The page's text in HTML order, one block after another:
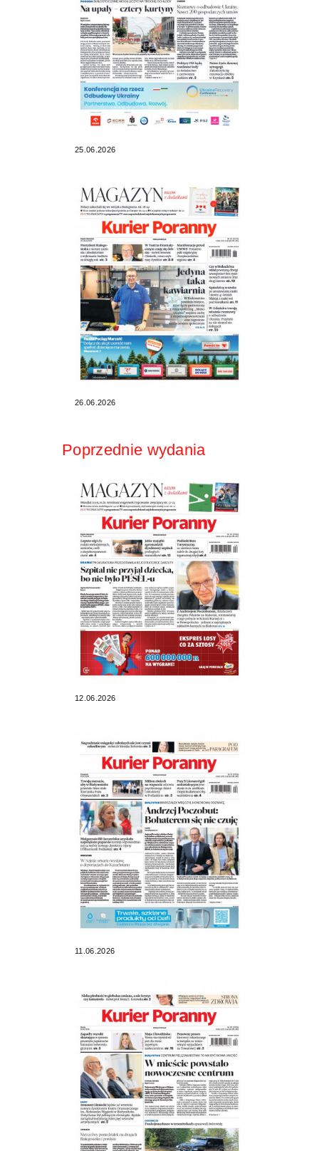
25.06.2026
26.06.2026
Poprzednie wydania
12.06.2026
11.06.2026